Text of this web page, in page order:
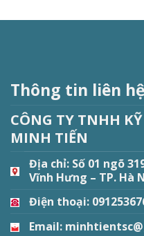
Thông tin liên
CÔNG TY TNHH
MINH TIẾN
Địa chỉ: Số 01 ngõ
Vĩnh Hưng – TP. Hà
Điện thoại:
Email: